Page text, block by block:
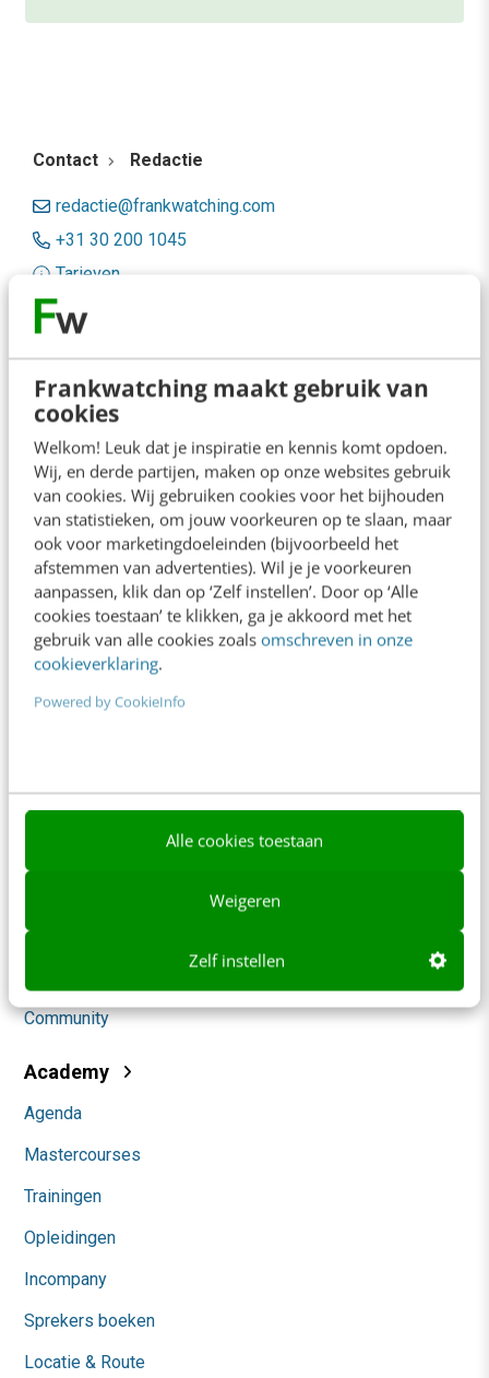
Frankwatching maakt gebruik van
cookies
Welkom! Leuk dat je inspiratie en kennis komt opdoen.
Wij, en derde partijen, maken op onze websites gebruik
van cookies. Wij gebruiken cookies voor het bijhouden
van statistieken, om jouw voorkeuren op te slaan, maar
ook voor marketingdoeleinden (bijvoorbeeld het
afstemmen van advertenties). Wil je je voorkeuren
aanpassen, klik dan op ‘Zelf instellen’. Door op ‘Alle
cookies toestaan’ te klikken, ga je akkoord met het
gebruik van alle cookies zoals omschreven in onze
cookieverklaring.
Powered by CookieInfo
Alle cookies toestaan
Weigeren
Zelf instellen
Contact Redactie
redactie@frankwatching.com
+31 30 200 1045
Tarieven
Meer contactopties
Frankwatching
Adverteren
Contact
Nieuwsbrieven
Over ons
Ons team
Werken bij
Whitepapers
Content & Communicatie
Social
Community
Academy
Agenda
Mastercourses
Trainingen
Opleidingen
Incompany
Sprekers boeken
Locatie & Route